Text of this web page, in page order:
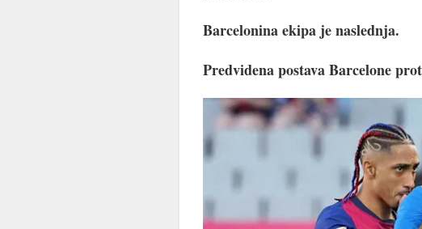
Barcelonina ekipa je naslednja.
Predvidena postava Barcelone